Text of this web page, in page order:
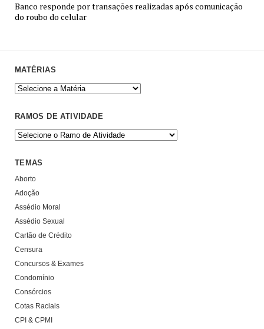
Banco responde por transações realizadas após comunicação
do roubo do celular
MATÉRIAS
RAMOS DE ATIVIDADE
TEMAS
Aborto
Adoção
Assédio Moral
Assédio Sexual
Cartão de Crédito
Censura
Concursos & Exames
Condomínio
Consórcios
Cotas Raciais
CPI & CPMI